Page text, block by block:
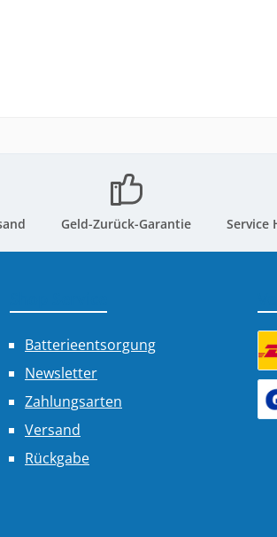
Geld-Zurück-Garantie Service
Batterieentsorgung
Newsletter
Zahlungsarten
Versand
Rückgabe